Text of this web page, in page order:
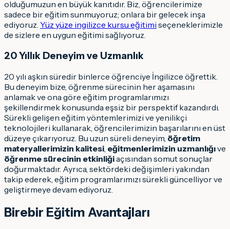
olduğumuzun en büyük kanıtıdır. Biz, öğrencilerimize
sadece bir eğitim sunmuyoruz; onlara bir gelecek inşa
ediyoruz. Yüz yüze ingilizce kursu eğitimi seçeneklerimizle
de sizlere en uygun eğitimi sağlıyoruz.
20 Yıllık Deneyim ve Uzmanlık
20 yılı aşkın süredir binlerce öğrenciye İngilizce öğrettik.
Bu deneyim bize, öğrenme sürecinin her aşamasını
anlamak ve ona göre eğitim programlarımızı
şekillendirmek konusunda eşsiz bir perspektif kazandırdı.
Sürekli gelişen eğitim yöntemlerimizi ve yenilikçi
teknolojileri kullanarak, öğrencilerimizin başarılarını en üst
düzeye çıkarıyoruz. Bu uzun süreli deneyim, öğretim
materyallerimizin kalitesi eğitmenlerimizin uzmanlığıve
öğrenme sürecinin etkinliğiaçısından somut sonuçlar
doğurmaktadır. Ayrıca, sektördeki değişimleri yakından
takip ederek, eğitim programlarımızı sürekli güncelliyor ve
geliştirmeye devam ediyoruz.
Birebir Eğitim Avantajları